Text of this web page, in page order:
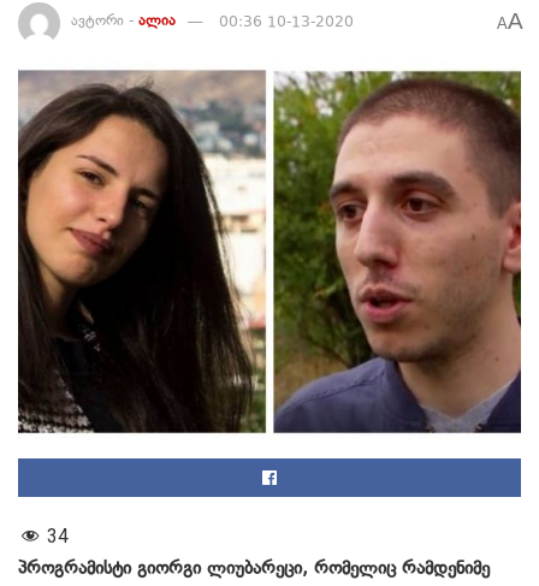
ავტორი - ალია 00:36 10-13-2020 AA
34
პროგრამისტი გიორგი ლიუბარეცი, რომელიც რამდენიმე